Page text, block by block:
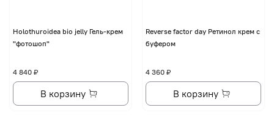
Holothuroidea bio jelly Гель-крем
"фотошоп"
4 840 ₽
В корзину
Reverse factor day Ретинол крем с
буфером
4 360 ₽
В корзину